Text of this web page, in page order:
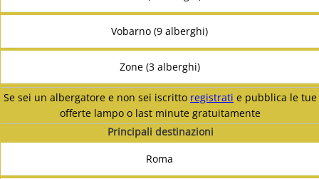
Vobarno (9 alberghi)
Zone (3 alberghi)
Se sei un albergatore e non sei iscritto registrati e pubblica le tue
offerte lampo o last minute gratuitamente
Principali destinazioni
Roma